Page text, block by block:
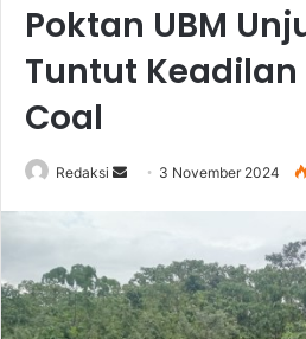
Poktan UBM
Tuntut Keadilan
Coal
Redaksi
Send 3 November 2024